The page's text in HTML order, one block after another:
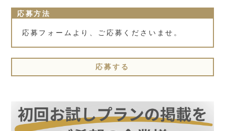
応募方法
応募フォームより、ご応募くださいませ。
応募する